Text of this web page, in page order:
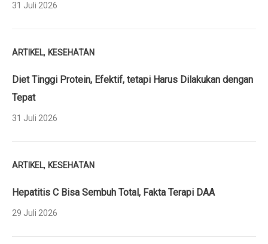
31 Juli 2026
ARTIKEL, KESEHATAN
Diet Tinggi Protein, Efektif, tetapi Harus Dilakukan dengan
Tepat
31 Juli 2026
ARTIKEL, KESEHATAN
Hepatitis C Bisa Sembuh Total, Fakta Terapi DAA
29 Juli 2026